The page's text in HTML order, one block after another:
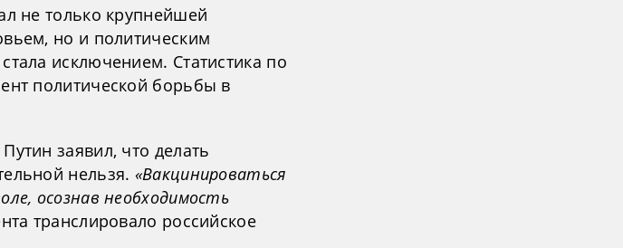
не только крупнейшей
но и политическим
исключением. Статистика по
политической борьбы в
заявил, что делать
нельзя. «Вакцинироваться
осознав необходимость
транслировало российское